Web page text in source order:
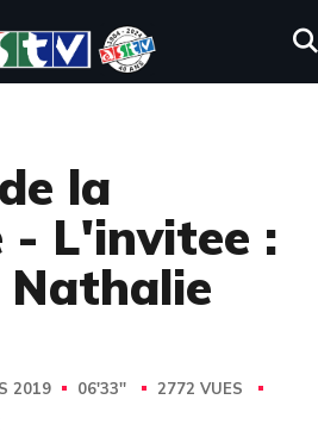
la
- L'invitee :
2019 06'33''
2772 VUES